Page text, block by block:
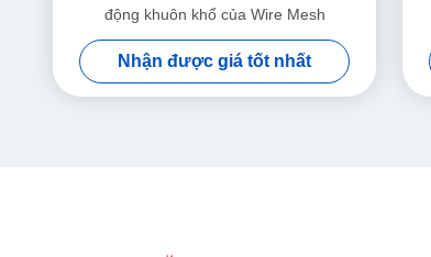
động khuôn khổ của Wire Mesh
Nhận được giá tốt nhất